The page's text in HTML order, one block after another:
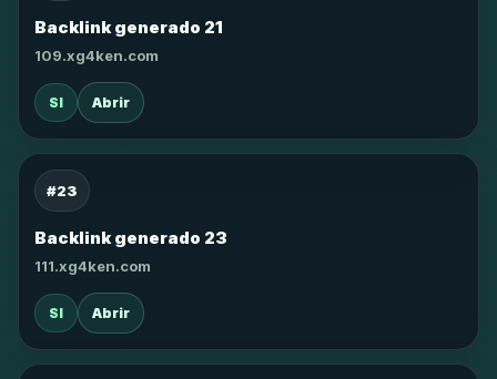
Backlink generado 21
109.xg4ken.com
SI Abrir
#23
Backlink generado 23
111.xg4ken.com
SI Abrir